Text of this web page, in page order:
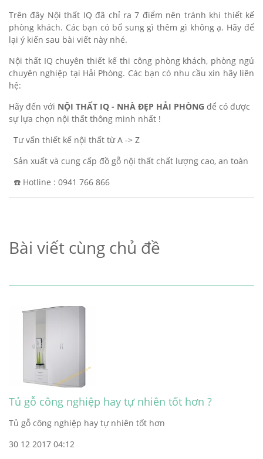
Trên đây Nội thất IQ đã chỉ ra 7 điểm nên tránh khi thiết kế
phòng khách. Các bạn có bổ sung gì thêm gì không ạ. Hãy để
lại ý kiến sau bài viết này nhé.
Nội thất IQ chuyên thiết kế thi công phòng khách, phòng ngủ
chuyên nghiệp tại Hải Phòng. Các bạn có nhu cầu xin hãy liên
hệ:
Hãy đến với NỘI THẤT IQ - NHÀ ĐẸP HẢI PHÒNG để có được
sự lựa chọn nội thất thông minh nhất !
Tư vấn thiết kế nội thất từ A -> Z
Sản xuất và cung cấp đồ gỗ nội thất chất lượng cao, an toàn
☎️ Hotline : 0941 766 866
Bài viết cùng chủ đề
Tủ gỗ công nghiệp hay tự nhiên tốt hơn ?
Tủ gỗ công nghiệp hay tự nhiên tốt hơn
30 12 2017 04:12